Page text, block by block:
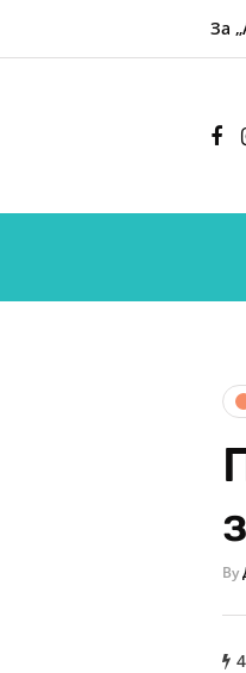
За
By